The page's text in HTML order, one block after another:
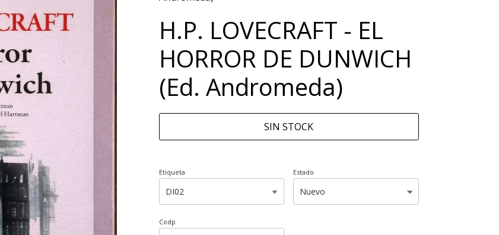
H.P. LOVECRAFT - EL
HORROR DE DUNWICH
(Ed. Andromeda)
SIN STOCK
Etiqueta Estado
Codp